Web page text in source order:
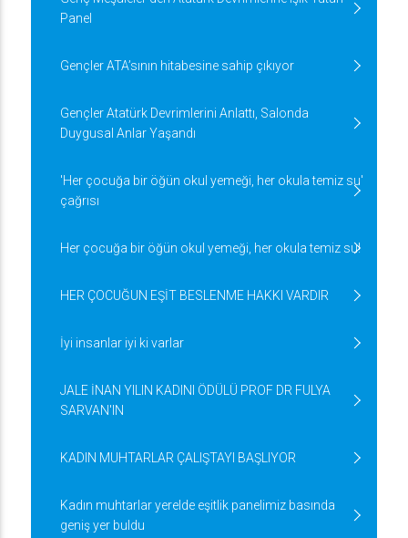
Panel
Gençler ATA’sının hitabesine sahip çıkıyor
Gençler Atatürk Devrimlerini Anlattı, Salonda
Duygusal Anlar Yaşandı
'Her çocuğa bir öğün okul yemeği, her okula temiz su'
çağrısı
Her çocuğa bir öğün okul yemeği, her okula temiz su!
HER ÇOCUĞUN EŞİT BESLENME HAKKI VARDIR
İyi insanlar iyi ki varlar
JALE İNAN YILIN KADINI ÖDÜLÜ PROF DR FULYA
SARVAN'IN
KADIN MUHTARLAR ÇALIŞTAYI BAŞLIYOR
Kadın muhtarlar yerelde eşitlik panelimiz basında
geniş yer buldu